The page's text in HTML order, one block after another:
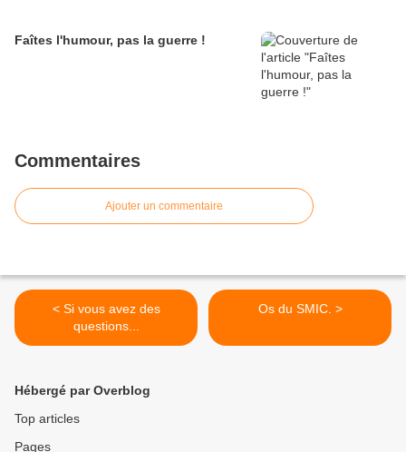
Faîtes l'humour, pas la guerre !
Commentaires
Ajouter un commentaire
< Si vous avez des
questions...
Os du SMIC. >
Hébergé par Overblog
Top articles
Pages